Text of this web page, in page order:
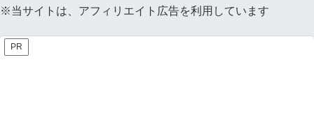
※当サイトは、アフィリエイト広告を利用しています
PR